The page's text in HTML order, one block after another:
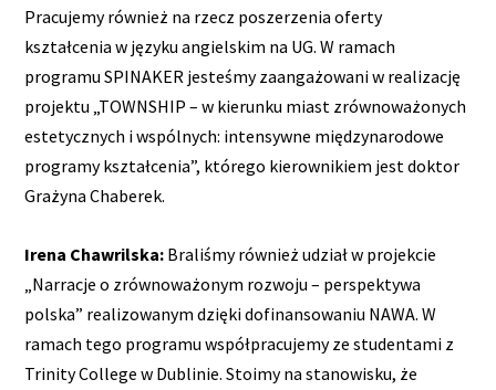
Pracujemy również na rzecz poszerzenia oferty
kształcenia w języku angielskim na UG. W ramach
programu SPINAKER jesteśmy zaangażowani w realizację
projektu „TOWNSHIP – w kierunku miast zrównoważonych
estetycznych i wspólnych: intensywne międzynarodowe
programy kształcenia”, którego kierownikiem jest doktor
Grażyna Chaberek.
Irena Chawrilska: Braliśmy również udział w projekcie
„Narracje o zrównoważonym rozwoju – perspektywa
polska” realizowanym dzięki dofinansowaniu NAWA. W
ramach tego programu współpracujemy ze studentami z
Trinity College w Dublinie. Stoimy na stanowisku, że